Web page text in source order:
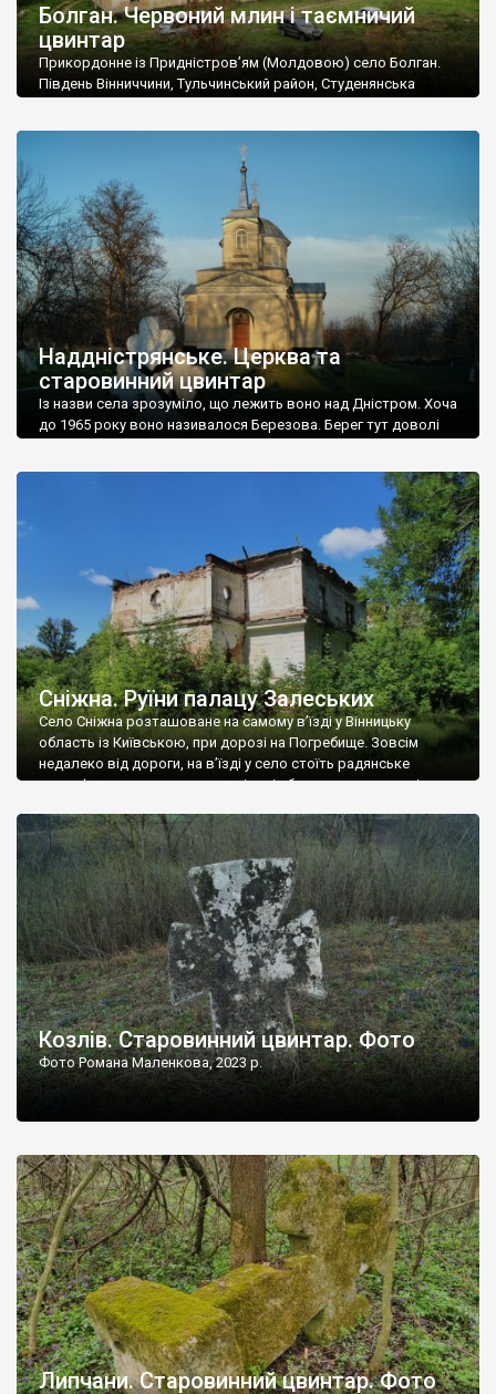
Болган. Червоний млин і таємничий
цвинтар
Прикордонне із Придністров’ям (Молдовою) село Болган.
Південь Вінниччини, Тульчинський район, Студенянська
старовинний цвинтар із кам’яними хрестами. Всі епітафії, які
збереглися, написані кирилицею, церковнослов’янською
мовою. За всіма традиційними ознаками – цвинтар
український. Хрести датуються 19 століттям. У 1924-1940
роках Болган […]
Наддністрянське. Церква та
старовинний цвинтар
Із назви села зрозуміло, що лежить воно над Дністром. Хоча
до 1965 року воно називалося Березова. Берег тут доволі
Наддністрянське відрізняється від більшості навколишніх
сіл. У селі є мурована Михайлівська церква. Точної дати […]
Сніжна. Руїни палацу Залеських
Село Сніжна розташоване на самому в’їзді у Вінницьку
область із Київською, при дорозі на Погребище. Зовсім
недалеко від дороги, на в’їзді у село стоїть радянське
рельєфне пано, яке показує жінку і яблуню, а трохи далі, десь
не видно, але видно дві стареньких колії у траві – […]
Козлів. Старовинний цвинтар. Фото
Фото Романа Маленкова, 2023 р.
Липчани. Старовинний цвинтар. Фото